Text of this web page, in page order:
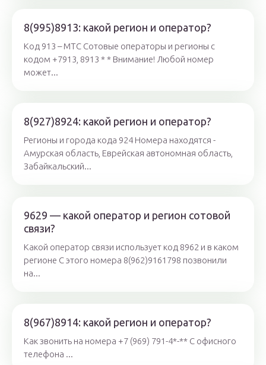
8(995)8913: какой регион и оператор?
Код 913 – МТС Сотовые операторы и регионы с
кодом +7913, 8913 * * Внимание! Любой номер
может...
8(927)8924: какой регион и оператор?
Регионы и города кода 924 Номера находятся -
Амурская область, Еврейская автономная область,
Забайкальский...
9629 — какой оператор и регион сотовой
связи?
Какой оператор связи использует код 8962 и в каком
регионе С этого номера 8(962)9161798 позвонили
на...
8(967)8914: какой регион и оператор?
Как звонить на номера +7 (969) 791-4*-** С офисного
телефона ...